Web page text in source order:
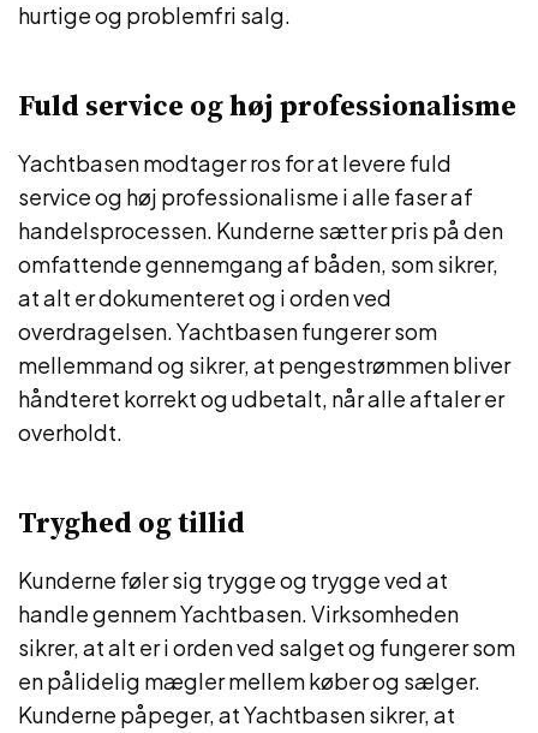
hurtige og problemfri salg.
Fuld service og høj professionalisme
Yachtbasen modtager ros for at levere fuld
service og høj professionalisme i alle faser af
handelsprocessen. Kunderne sætter pris på den
omfattende gennemgang af båden, som sikrer,
at alt er dokumenteret og i orden ved
overdragelsen. Yachtbasen fungerer som
mellemmand og sikrer, at pengestrømmen bliver
håndteret korrekt og udbetalt, når alle aftaler er
overholdt.
Tryghed og tillid
Kunderne føler sig trygge og trygge ved at
handle gennem Yachtbasen. Virksomheden
sikrer, at alt er i orden ved salget og fungerer som
en pålidelig mægler mellem køber og sælger.
Kunderne påpeger, at Yachtbasen sikrer, at